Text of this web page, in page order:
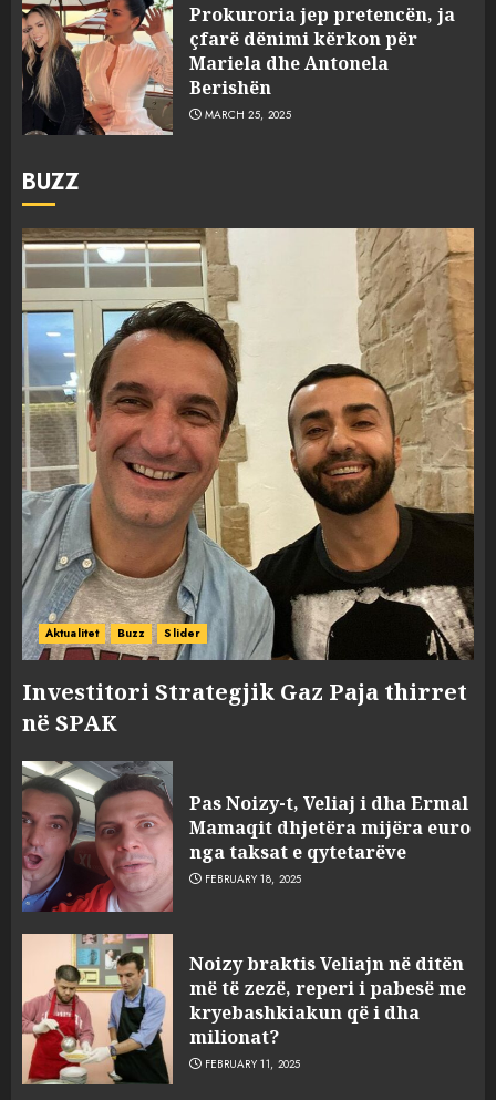
Prokuroria jep pretencën, ja
çfarë dënimi kërkon për
Mariela dhe Antonela
Berishën
MARCH 25, 2025
BUZZ
Aktualitet Buzz Slider
Investitori Strategjik Gaz Paja thirret
në SPAK
Pas Noizy-t, Veliaj i dha Ermal
Mamaqit dhjetëra mijëra euro
nga taksat e qytetarëve
FEBRUARY 18, 2025
Noizy braktis Veliajn në ditën
më të zezë, reperi i pabesë me
kryebashkiakun që i dha
milionat?
FEBRUARY 11, 2025
3
sulmuan “One Albania”,
ngjarja u fsheh. A u vodhën
serverat?
MARCH 25, 2025